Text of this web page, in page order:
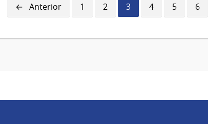
Página
anterior
Anterior Página
1 Página
2
Página
actual
3 Página
4 Página
5 6